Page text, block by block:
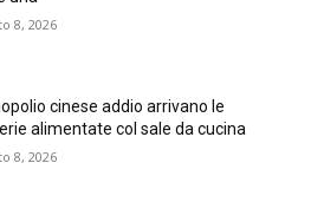
8, 2026
cinese addio arrivano le
alimentate col sale da cucina
8, 2026